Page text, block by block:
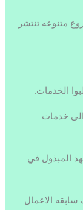
متنوعه تنتشر
الخدمات.
خدمات
المبذول في
الاعمال